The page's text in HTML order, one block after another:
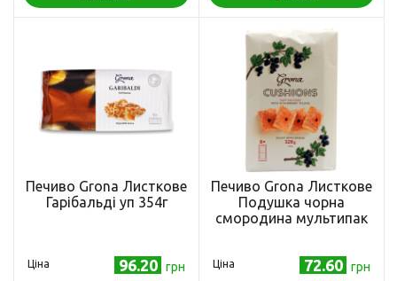
Печиво Grona Листкове
Гарібальді уп 354г
Ціна 96.20 грн
Печиво Grona Листкове
Подушка чорна
смородина мультипак
Ціна 72.60 грн